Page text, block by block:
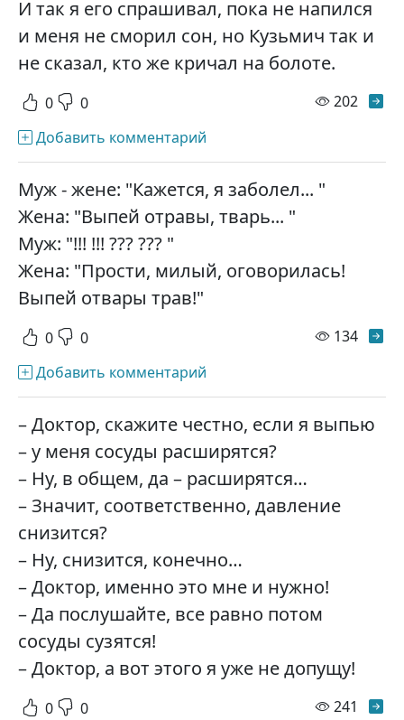
И так я его спрашивал, пока не напился
и меня не сморил сон, но Кузьмич так и
не сказал, кто же кричал на болоте.
0 0 202
Добавить комментарий
Муж - жене: "Кажется, я заболел... "
Жена: "Выпей отравы, тварь... "
Муж: "!!! !!! ??? ??? "
Жена: "Прости, милый, оговорилась!
Выпей отвары трав!"
0 0 134
Добавить комментарий
– Доктор, скажите честно, если я выпью
– у меня сосуды расширятся?
– Ну, в общем, да – расширятся…
– Значит, соответственно, давление
снизится?
– Ну, снизится, конечно…
– Доктор, именно это мне и нужно!
– Да послушайте, все равно потом
сосуды сузятся!
– Доктор, а вот этого я уже не допущу!
0 0 241